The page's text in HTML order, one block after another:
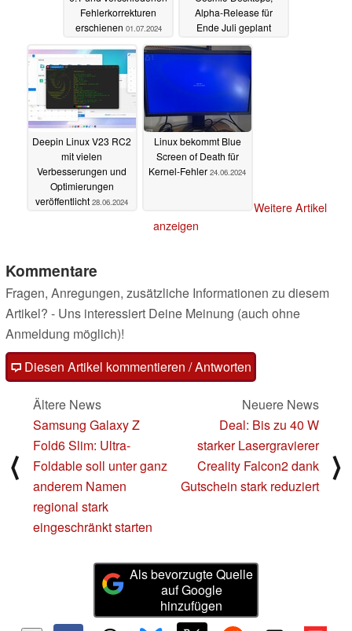
Fehlerkorrekturen
erschienen 01.07.2024
Alpha-Release für
Ende Juli geplant
28.06.2024
Deepin Linux V23 RC2
mit vielen
Verbesserungen und
Optimierungen
veröffentlicht 28.06.2024
Linux bekommt Blue
Screen of Death für
Kernel-Fehler 24.06.2024
Weitere Artikel
anzeigen
Kommentare
Fragen, Anregungen, zusätzliche Informationen zu diesem
Artikel? - Uns interessiert Deine Meinung (auch ohne
Anmeldung möglich)!
Diesen Artikel kommentieren / Antworten
⟨
Ältere News
Samsung Galaxy Z
Fold6 Slim: Ultra-
Foldable soll unter ganz
anderem Namen
regional stark
eingeschränkt starten
Neuere News
Deal: Bis zu 40 W
starker Lasergravierer
Creality Falcon2 dank
Gutschein stark reduziert
⟩
Als bevorzugte Quelle
auf Google
hinzufügen